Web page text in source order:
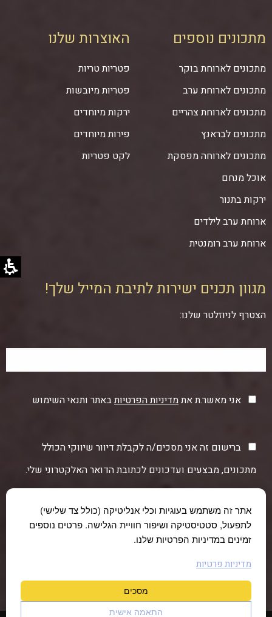
מתכונים נוספים
מתכונים לארוחת בוקר
מתכונים לארוחת ערב
מתכונים לארוחת צהריים
מתכונים לבראנץ
מתכונים לארוחה מפסקת
אוכל מנחם
ירקות בתנור
ארוחת ערב לילדים
ארוחת ערב רומנטית
האוצרות שלנו
פטריות טריות
פטריות מיובשות
ירקות מיוחדים
פירות מיוחדים
לקט פטריות
מגוון תכנים ישירות לתיבת המייל שלך!
הצטרף לניוזלטר שלנו:
אני מאשר.ת אתמדיניות הפרטיותבאתר ותנאי השימוש
ברישום זה אני מסכים/ה לקבלת דיוור שיווקי הכולל
מתכונים, מבצעים ועדכונים לכתובת הדואר האלקטרוני שלי.
אתר זה משתמש בעוגיות וכלי אנליטיקה (כולל צד שלישי)
לתפעול, סטטיסטיקה ושיפור חוויית הגלישה. פרטים נוספים
זמינים במדיניות הפרטיות שלנו.
מדיניות פרטיות
מסכים
התאמה אישית